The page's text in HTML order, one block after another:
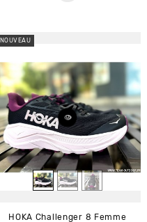
NOUVEAU
HOKA Challenger 8 Femme